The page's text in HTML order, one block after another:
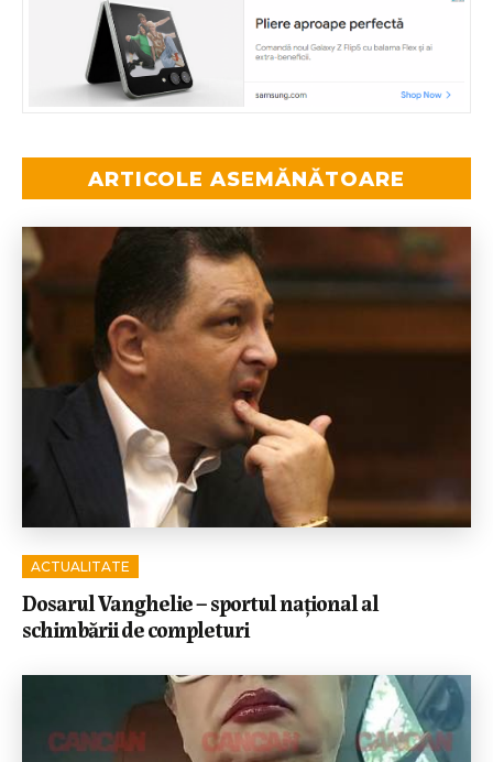
ARTICOLE ASEMĂNĂTOARE
ACTUALITATE
Dosarul Vanghelie – sportul național al
schimbării de completuri